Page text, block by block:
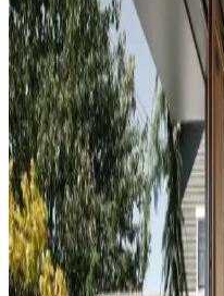
Koltuk ve aksesuar
yol açabilir. Halı, perde,
dengelenerek mekanın estetik
Duvar Rengiyle
Turuncu ve
Duvar rengine uyumlu perde
Yeşil tonlar doğal sakinlik
katar. Kalın keten ve karartma
sağlar.
Yatak Odası Duvar
Tonların Önemi ve